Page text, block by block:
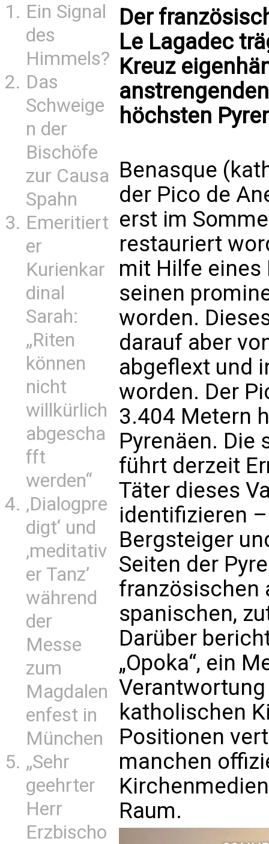
Ein Signal
des
Himmels?
Das
Schweige
n der
Bischöfe
zur Causa
Spahn
Emeritiert
er
Kurienkar
dinal
Sarah:
„Riten
können
nicht
willkürlich
abgescha
fft
werden“
‚Dialogpre
digt‘ und
‚meditativ
er Tanz’
während
der
Messe
zum
Magdalen
enfest in
München
„Sehr
geehrter
Herr
Erzbischo
Der
Le Lagadec
Kreuz
höchsten
Benasque
der Pico de
erst im
restauriert
mit Hilfe eines
seinen
worden.
darauf aber
abgeflext und
worden. Der
3.404 Metern
Pyrenäen. Die
führt derzeit
Täter dieses
identifizieren
Bergsteiger
Seiten der
französischen
spanischen,
Darüber
„Opoka“, ein
katholischen
Positionen
manchen
Raum.